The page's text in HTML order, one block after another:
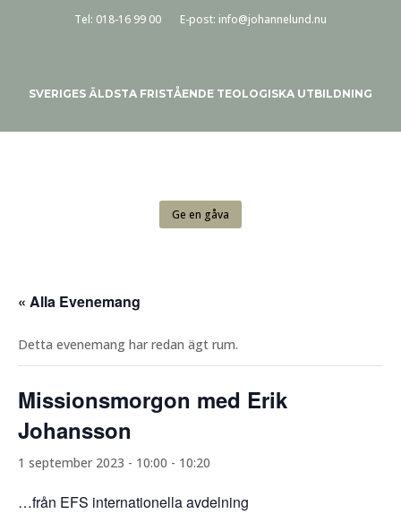
Tel: 018-16 99 00 E-post: info@johannelund.nu
SVERIGES ÄLDSTA FRISTÅENDE TEOLOGISKA UTBILDNING
Ge en gåva
« Alla Evenemang
Detta evenemang har redan ägt rum.
Missionsmorgon med Erik
Johansson
1 september 2023 - 10:00 - 10:20
…från EFS internationella avdelning